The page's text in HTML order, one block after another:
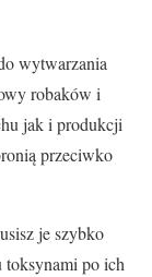
wytwarzania
robaków i
jak i produkcji
przeciwko
je szybko
toksynami po ich